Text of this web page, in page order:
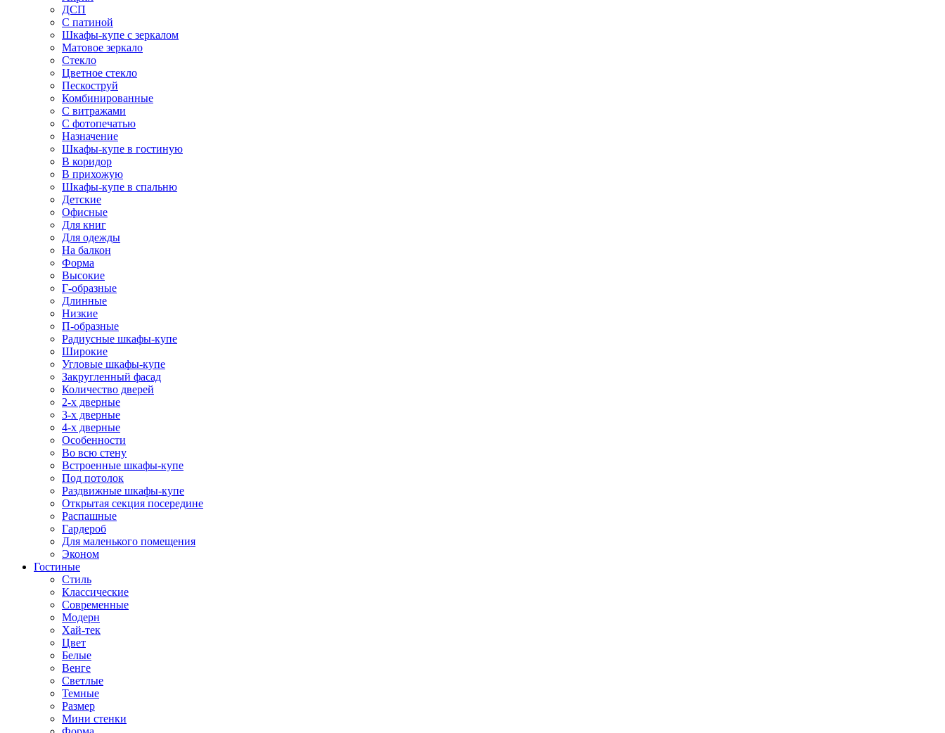
ДСП
С патиной
Шкафы-купе с зеркалом
Матовое зеркало
Стекло
Цветное стекло
Пескоструй
Комбинированные
С витражами
С фотопечатью
Назначение
Шкафы-купе в гостиную
В коридор
В прихожую
Шкафы-купе в спальню
Детские
Офисные
Для книг
Для одежды
На балкон
Форма
Высокие
Г-образные
Длинные
Низкие
П-образные
Радиусные шкафы-купе
Широкие
Угловые шкафы-купе
Закругленный фасад
Количество дверей
2-х дверные
3-х дверные
4-х дверные
Особенности
Во всю стену
Встроенные шкафы-купе
Под потолок
Раздвижные шкафы-купе
Открытая секция посередине
Распашные
Гардероб
Для маленького помещения
Эконом
Гостиные
Стиль
Классические
Современные
Модерн
Хай-тек
Цвет
Белые
Венге
Светлые
Темные
Размер
Мини стенки